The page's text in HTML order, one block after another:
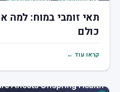
תאי זומבי במוח: למה
כולם
קראו עוד ←